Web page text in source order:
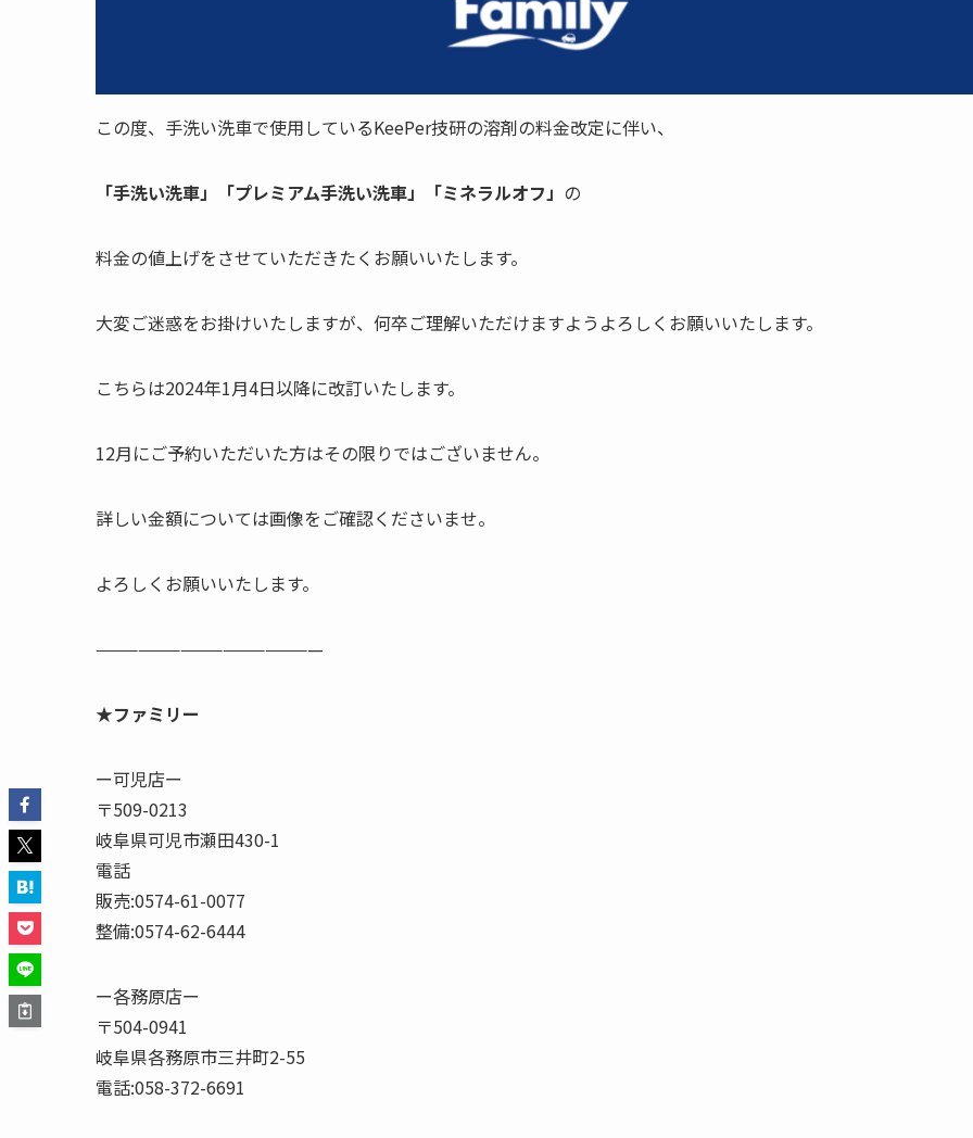
この度、手洗い洗車で使用しているKeePer技研の溶剤の料金改定に伴い、
「手洗い洗車」「プレミアム手洗い洗車」「ミネラルオフ」 の
料金の値上げをさせていただきたくお願いいたします。
大変ご迷惑をお掛けいたしますが、何卒ご理解いただけますようよろしくお願いいたします。
こちらは2024年1月4日以降に改訂いたします。
12月にご予約いただいた方はその限りではございません。
詳しい金額については画像をご確認くださいませ。
よろしくお願いいたします。
————————————————
★ファミリー
ー可児店ー
〒509-0213
岐阜県可児市瀬田430-1
電話
販売:0574-61-0077
整備:0574-62-6444
ー各務原店ー
〒504-0941
岐阜県各務原市三井町2-55
電話:058-372-6691